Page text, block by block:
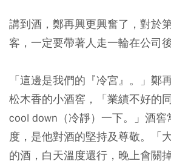
講到酒，鄭再興更興奮了，對於
客，一定要帶著人走一輪在公司
「這邊是我們的『冷宮』。」鄭
松木香的小酒窖，「業績不好的
cool down（冷靜）一下。」酒
度，是他對酒的堅持及尊敬。「
的酒，白天溫度還行，晚上會關